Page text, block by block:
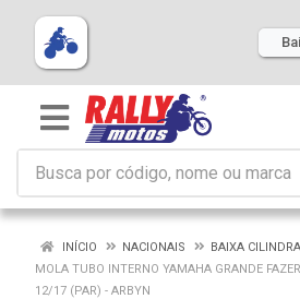
INÍCIO NACIONAIS
BAIXA
MOLA TUBO INTERNO YAMAHA GRANDE
12/17 (PAR) - ARBYN